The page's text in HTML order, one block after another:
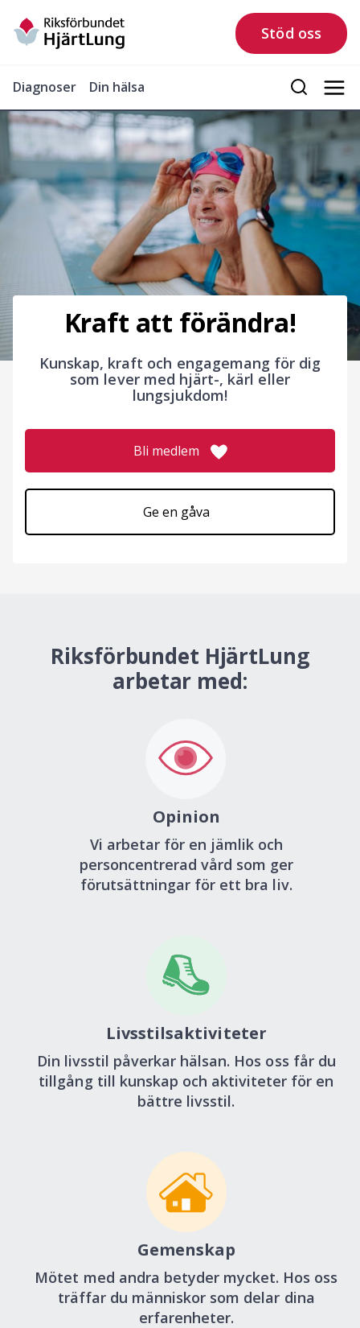
Stöd oss
Diagnoser Din hälsa
Kraft att förändra!
Kunskap, kraft och engagemang för dig
som lever med hjärt-, kärl eller
lungsjukdom!
Bli medlem
Ge en gåva
Riksförbundet HjärtLung
arbetar med:
Opinion
Vi arbetar för en jämlik och
personcentrerad vård som ger
förutsättningar för ett bra liv.
Livsstilsaktiviteter
Din livsstil påverkar hälsan. Hos oss får du
tillgång till kunskap och aktiviteter för en
bättre livsstil.
Gemenskap
Mötet med andra betyder mycket. Hos oss
träffar du människor som delar dina
erfarenheter.